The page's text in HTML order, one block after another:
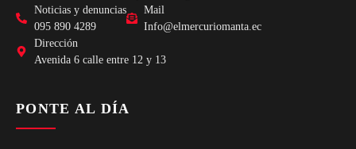
Noticias y denuncias
095 890 4289
Mail
Info@elmercuriomanta.ec
Dirección
Avenida 6 calle entre 12 y 13
PONTE AL DÍA